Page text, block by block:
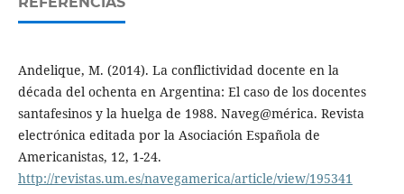
Andelique, M. (2014). La conflictividad docente en la
década del ochenta en Argentina: El caso de los docentes
santafesinos y la huelga de 1988. Naveg@mérica. Revista
electrónica editada por la Asociación Española de
Americanistas, 12, 1-24.
http://revistas.um.es/navegamerica/article/view/195341